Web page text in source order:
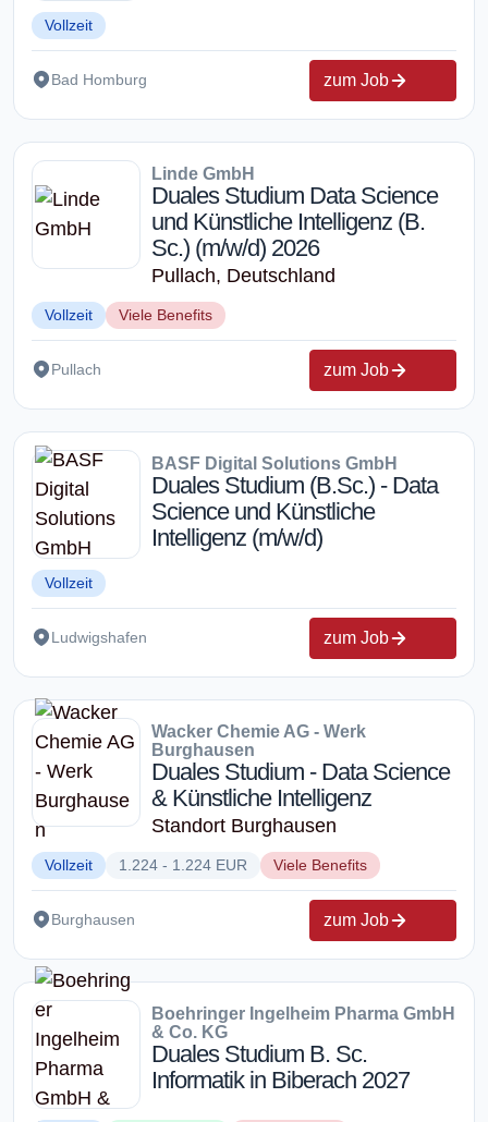
Vollzeit
Bad Homburg zum Job
Linde GmbH
Duales Studium Data Science
und Künstliche Intelligenz (B.
Sc.) (m/w/d) 2026
Pullach, Deutschland
Vollzeit Viele Benefits
Pullach zum Job
BASF Digital Solutions GmbH
Duales Studium (B.Sc.) - Data
Science und Künstliche
Intelligenz (m/w/d)
Vollzeit
Ludwigshafen zum Job
Wacker Chemie AG - Werk
Burghausen
Duales Studium - Data Science
& Künstliche Intelligenz
Standort Burghausen
Vollzeit 1.224 - 1.224 EUR Viele Benefits
Burghausen zum Job
Boehringer Ingelheim Pharma GmbH
& Co. KG
Duales Studium B. Sc.
Informatik in Biberach 2027